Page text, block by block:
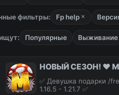
фильтры: Fp help
Популярные Выживание
НОВЫЙ СЕЗОН! ❤️
✅ Девушка подарки /
1.16.5 - 1.21.7 ✅